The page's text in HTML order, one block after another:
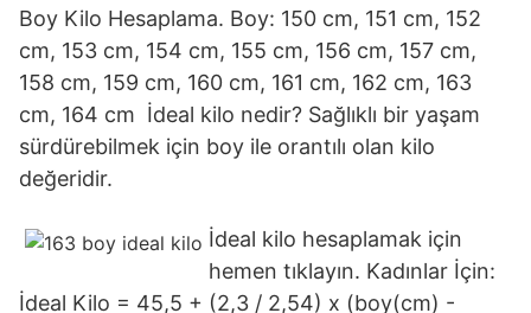
Boy Kilo Hesaplama. Boy: 150 cm, 151 cm, 152
cm, 153 cm, 154 cm, 155 cm, 156 cm, 157 cm,
158 cm, 159 cm, 160 cm, 161 cm, 162 cm, 163
cm, 164 cm İdeal kilo nedir? Sağlıklı bir yaşam
sürdürebilmek için boy ile orantılı olan kilo
değeridir.
İdeal kilo hesaplamak için
hemen tıklayın. Kadınlar İçin:
İdeal Kilo = 45,5 + (2,3 / 2,54) x (boy(cm) -